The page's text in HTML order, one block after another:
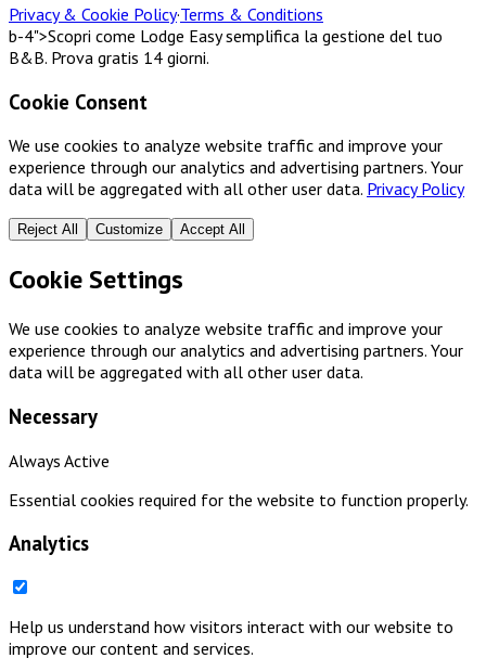
Privacy & Cookie Policy·Terms & Conditions
b-4">Scopri come Lodge Easy semplifica la gestione del tuo
B&B. Prova gratis 14 giorni.
Cookie Consent
We use cookies to analyze website traffic and improve your
experience through our analytics and advertising partners. Your
data will be aggregated with all other user data. Privacy Policy
Reject All Customize Accept All
Cookie Settings
We use cookies to analyze website traffic and improve your
experience through our analytics and advertising partners. Your
data will be aggregated with all other user data.
Necessary
Always Active
Essential cookies required for the website to function properly.
Analytics
Help us understand how visitors interact with our website to
improve our content and services.